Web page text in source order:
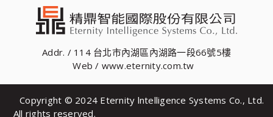
Addr. / 114 台北市內湖區內湖路一段66號5樓
Web / www.eternity.com.tw
Copyright © 2024 Eternity lntelligence Systems Co., Ltd.
All rights reserved.